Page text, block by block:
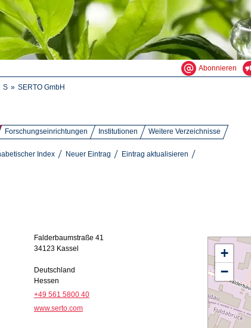
Abonnieren
S SERTO GmbH
Forschungseinrichtungen Institutionen Weitere Verzeichnisse
Index Neuer Eintrag Eintrag aktualisieren
+
−
Falderbaumstraße 41
34123 Kassel
Deutschland
Hessen
+49 561 5800 40
www.serto.com